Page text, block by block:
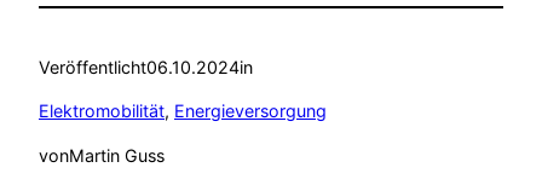
Veröffentlicht06.10.2024in
Elektromobilität, Energieversorgung
vonMartin Guss